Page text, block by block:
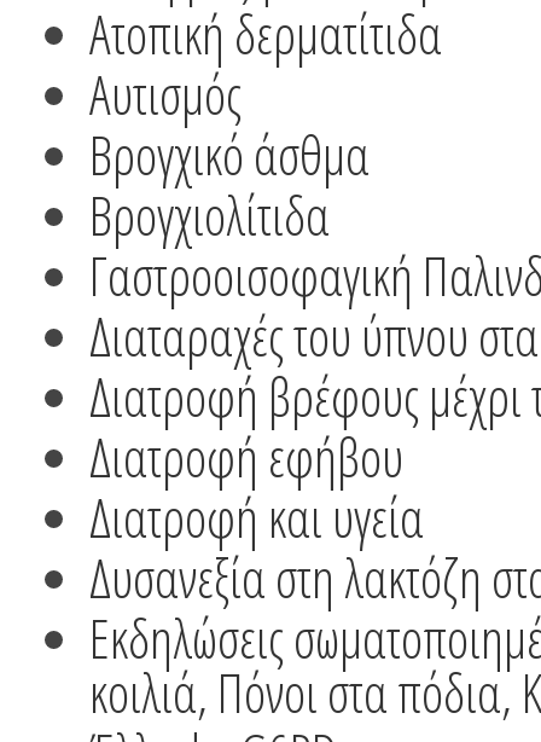
Ατοπική δερματίτιδα
Αυτισμός
Βρογχικό άσθμα
Βρογχιολίτιδα
Γαστροοισοφαγική
Διαταραχές του ύπνου
Διατροφή βρέφους μέχρι
Διατροφή εφήβου
Διατροφή και υγεία
Δυσανεξία στη λακτόζη
Εκδηλώσεις
κοιλιά, Πόνοι στα πόδια,